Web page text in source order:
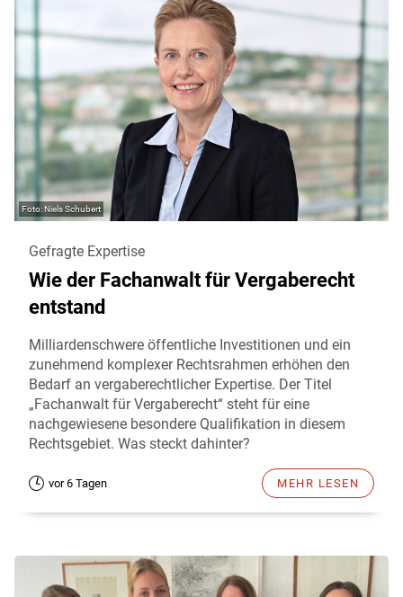
Niels Schubert
Gefragte Expertise
Wie der Fachanwalt für Vergaberecht
entstand
Milliardenschwere öffentliche Investitionen und ein
zunehmend komplexer Rechtsrahmen erhöhen den
Bedarf an vergaberechtlicher Expertise. Der Titel
„Fachanwalt für Vergaberecht“ steht für eine
nachgewiesene besondere Qualifikation in diesem
Rechtsgebiet. Was steckt dahinter?
vor 6 Tagen MEHR LESEN